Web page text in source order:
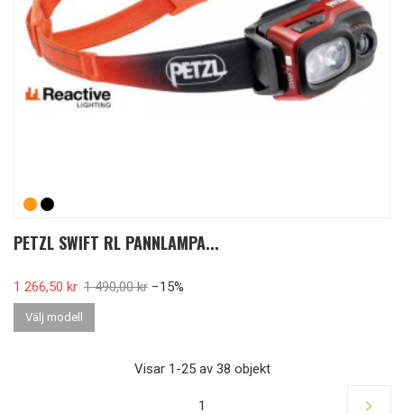
PETZL SWIFT RL PANNLAMPA...
Pris
1 266,50 kr Ordinarie pris
1 490,00 kr −15%
Välj modell
Visar 1-25 av 38 objekt
1